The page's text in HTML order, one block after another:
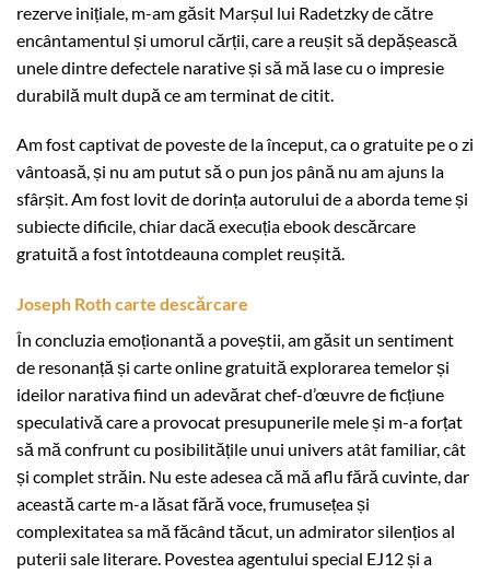
rezerve inițiale, m-am găsit Marșul lui Radetzky de către
encântamentul și umorul cărții, care a reușit să depășească
unele dintre defectele narative și să mă lase cu o impresie
durabilă mult după ce am terminat de citit.
Am fost captivat de poveste de la început, ca o gratuite pe o zi
vântoasă, și nu am putut să o pun jos până nu am ajuns la
sfârșit. Am fost lovit de dorința autorului de a aborda teme și
subiecte dificile, chiar dacă execuția ebook descărcare
gratuită a fost întotdeauna complet reușită.
Joseph Roth carte descărcare
În concluzia emoționantă a poveștii, am găsit un sentiment
de resonanță și carte online gratuită explorarea temelor și
ideilor narativa fiind un adevărat chef-d’œuvre de ficțiune
speculativă care a provocat presupunerile mele și m-a forțat
să mă confrunt cu posibilitățile unui univers atât familiar, cât
și complet străin. Nu este adesea că mă aflu fără cuvinte, dar
această carte m-a lăsat fără voce, frumusețea și
complexitatea sa mă făcând tăcut, un admirator silențios al
puterii sale literare. Povestea agentului special EJ12 și a